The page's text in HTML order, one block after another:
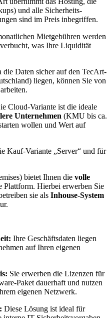
und alle Sicherheits-
sind im Preis inbegriffen.
Mietgebühren werden
was Ihre Liquidität
die Daten sicher auf den TecArt-
liegen, können Sie von
Cloud-Variante ist die ideale
Unternehmen (KMU bis ca.
wollen und Wert auf
Kauf-Variante „Server“ und für
bietet Ihnen die volle
Plattform. Hierbei erwerben Sie
sie als Inhouse-System
Ihre Geschäftsdaten liegen
auf Ihren eigenen
Sie erwerben die Lizenzen für
Paket dauerhaft und nutzen
eigenen Netzwerk.
Diese Lösung ist ideal für